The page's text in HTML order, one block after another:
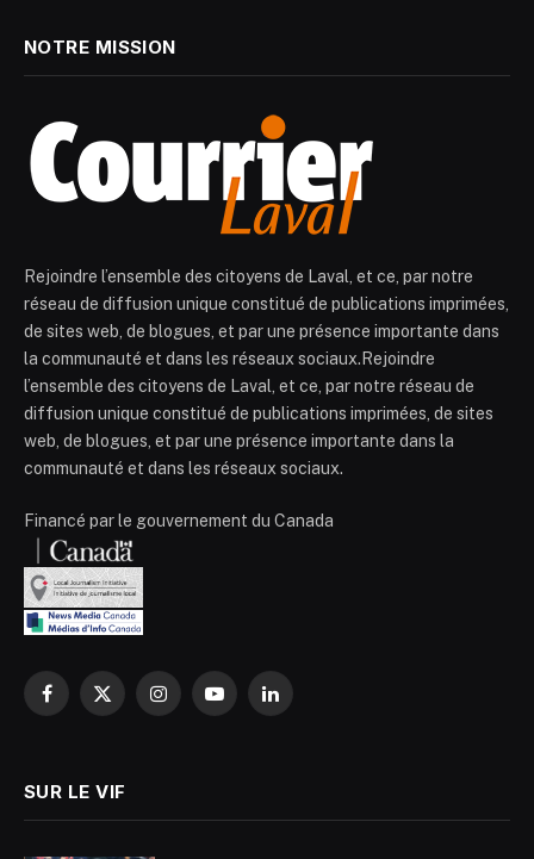
NOTRE MISSION
Rejoindre l’ensemble des citoyens de Laval, et ce, par notre
réseau de diffusion unique constitué de publications imprimées,
de sites web, de blogues, et par une présence importante dans
la communauté et dans les réseaux sociaux.Rejoindre
l’ensemble des citoyens de Laval, et ce, par notre réseau de
diffusion unique constitué de publications imprimées, de sites
web, de blogues, et par une présence importante dans la
communauté et dans les réseaux sociaux.
Financé par le gouvernement du Canada
Facebook
X
InstagramYouTubeLinkedIn
SUR LE VIF